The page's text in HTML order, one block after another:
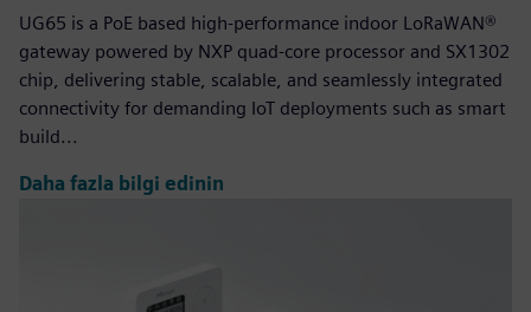
UG65 is a PoE based high-performance indoor LoRaWAN®
gateway powered by NXP quad-core processor and SX1302
chip, delivering stable, scalable, and seamlessly integrated
connectivity for demanding IoT deployments such as smart
build...
Daha fazla bilgi edinin